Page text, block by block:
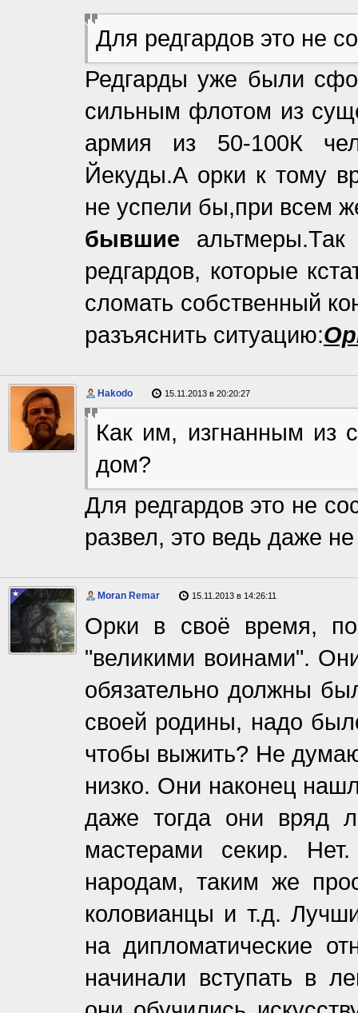
Для редгардов это не
Редгарды уже были
сильным флотом из
армия из 50-100К
Йекуды.А орки к тому
не успели бы,при всем
бывшие
редгардов, которые
сломать собственный
разъяснить ситуацию:
Hakodo 15.11.2013 в 20:20:27
Как им, изгнанным из
дом?
Для редгардов это не
развел, это ведь даже
Moran Remar 15.11.2013 в 14:26:11
Орки в своё время,
"великими воинами".
обязательно должны
своей родины, надо
чтобы выжить? Не
низко. Они наконец
даже тогда они вряд
мастерами секир.
народам, таким же
коловианцы и т.д.
на дипломатические
начинали вступать в